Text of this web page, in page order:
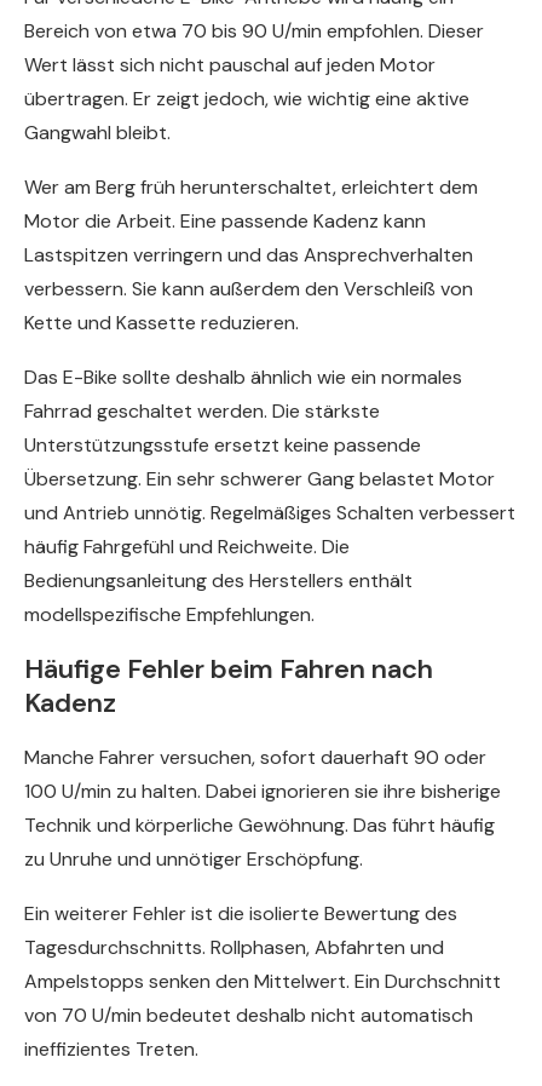
Bereich von etwa 70 bis 90 U/min empfohlen. Dieser
Wert lässt sich nicht pauschal auf jeden Motor
übertragen. Er zeigt jedoch, wie wichtig eine aktive
Gangwahl bleibt.
Wer am Berg früh herunterschaltet, erleichtert dem
Motor die Arbeit. Eine passende Kadenz kann
Lastspitzen verringern und das Ansprechverhalten
verbessern. Sie kann außerdem den Verschleiß von
Kette und Kassette reduzieren.
Das E-Bike sollte deshalb ähnlich wie ein normales
Fahrrad geschaltet werden. Die stärkste
Unterstützungsstufe ersetzt keine passende
Übersetzung. Ein sehr schwerer Gang belastet Motor
und Antrieb unnötig. Regelmäßiges Schalten verbessert
häufig Fahrgefühl und Reichweite. Die
Bedienungsanleitung des Herstellers enthält
modellspezifische Empfehlungen.
Häufige Fehler beim Fahren nach
Kadenz
Manche Fahrer versuchen, sofort dauerhaft 90 oder
100 U/min zu halten. Dabei ignorieren sie ihre bisherige
Technik und körperliche Gewöhnung. Das führt häufig
zu Unruhe und unnötiger Erschöpfung.
Ein weiterer Fehler ist die isolierte Bewertung des
Tagesdurchschnitts. Rollphasen, Abfahrten und
Ampelstopps senken den Mittelwert. Ein Durchschnitt
von 70 U/min bedeutet deshalb nicht automatisch
ineffizientes Treten.